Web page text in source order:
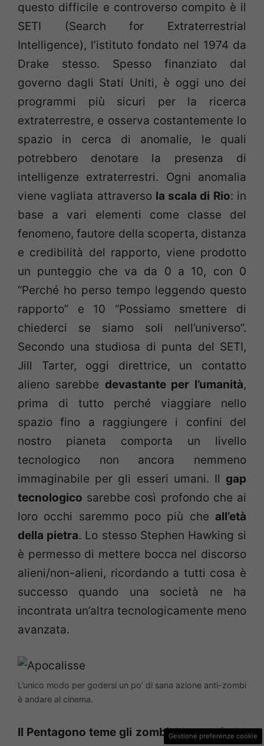
questo difficile e controverso compito è il
SETI (Search for Extraterrestrial
Intelligence), l’istituto fondato nel 1974 da
Drake stesso. Spesso finanziato dal
governo dagli Stati Uniti, è oggi uno dei
programmi più sicuri per la ricerca
extraterrestre, e osserva costantemente lo
spazio in cerca di anomalie, le quali
potrebbero denotare la presenza di
intelligenze extraterrestri. Ogni anomalia
viene vagliata attraverso la scala di Rio: in
base a vari elementi come classe del
fenomeno, fautore della scoperta, distanza
e credibilità del rapporto, viene prodotto
un punteggio che va da 0 a 10, con 0
“Perché ho perso tempo leggendo questo
rapporto” e 10 “Possiamo smettere di
chiederci se siamo soli nell’universo”.
Secondo una studiosa di punta del SETI,
Jill Tarter, oggi direttrice, un contatto
alieno sarebbe devastante per l’umanità,
prima di tutto perché viaggiare nello
spazio fino a raggiungere i confini del
nostro pianeta comporta un livello
tecnologico non ancora nemmeno
immaginabile per gli esseri umani. Il gap
tecnologico sarebbe così profondo che ai
loro occhi saremmo poco più che all’età
della pietra. Lo stesso Stephen Hawking si
è permesso di mettere bocca nel discorso
alieni/non-alieni, ricordando a tutti cosa è
successo quando una società ne ha
incontrata un’altra tecnologicamente meno
avanzata.
L’unico modo per godersi un po’ di sana azione anti-zombi
è andare al cinema.
Il Pentagono teme gli zombi. No, non è del
Gestione preferenze cookie